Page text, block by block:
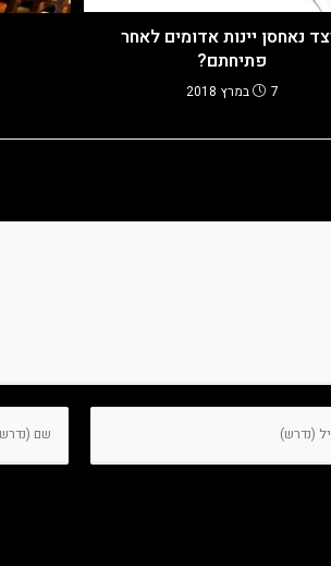
נאחסן יינות אדומים לאחר
פתיחתם?
7 במרץ 2018